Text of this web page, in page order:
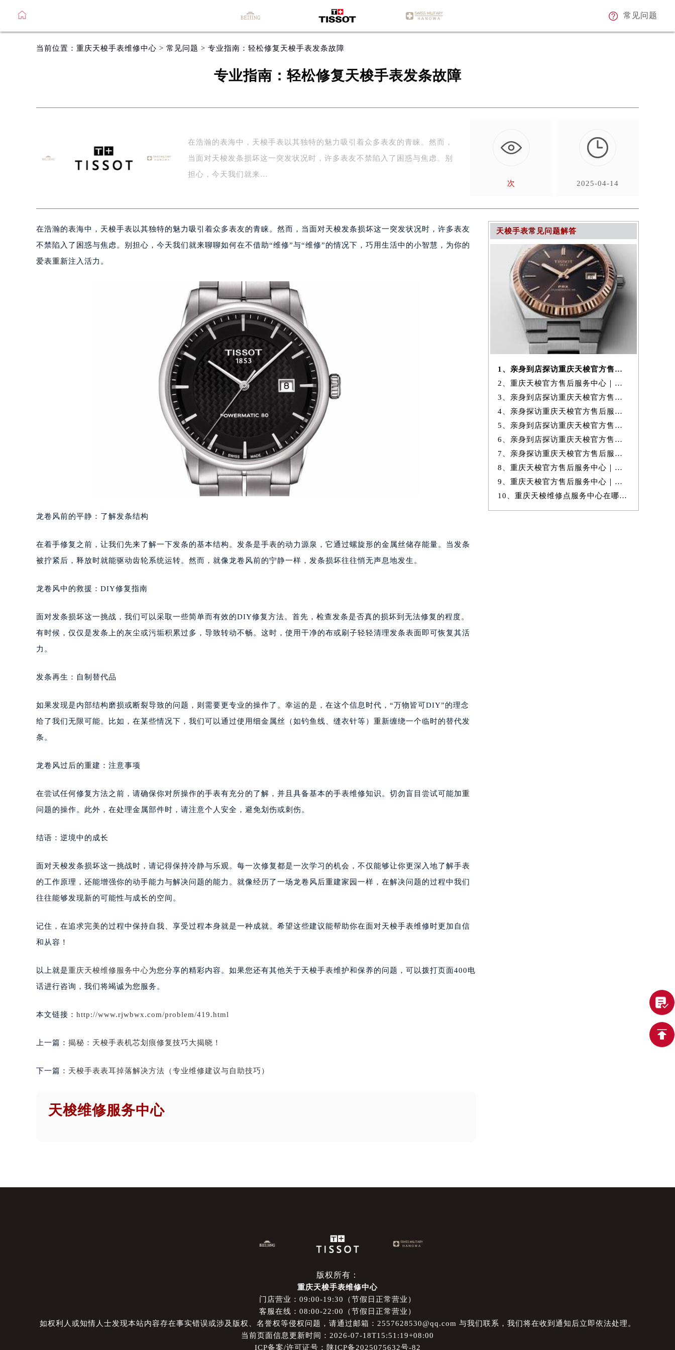
常见问题
当前位置： 重庆天梭手表维修中心 > 常见问题 > 专业指南：轻松修复天梭手表发条故障
专业指南：轻松修复天梭手表发条故障
在浩瀚的表海中，天梭手表以其独特的魅力吸引着众多表友的青睐。然而，
当面对天梭发条损坏这一突发状况时，许多表友不禁陷入了困惑与焦虑。别
担心，今天我们就来…
次
2025-04-14
在浩瀚的表海中，天梭手表以其独特的魅力吸引着众多表友的青睐。然而，当面对天梭发条损坏这一突发状况时，许多表友
不禁陷入了困惑与焦虑。别担心，今天我们就来聊聊如何在不借助“维修”与“维修”的情况下，巧用生活中的小智慧，为你的
爱表重新注入活力。
龙卷风前的平静：了解发条结构
在着手修复之前，让我们先来了解一下发条的基本结构。发条是手表的动力源泉，它通过螺旋形的金属丝储存能量。当发条
被拧紧后，释放时就能驱动齿轮系统运转。然而，就像龙卷风前的宁静一样，发条损坏往往悄无声息地发生。
龙卷风中的救援：DIY修复指南
面对发条损坏这一挑战，我们可以采取一些简单而有效的DIY修复方法。首先，检查发条是否真的损坏到无法修复的程度。
有时候，仅仅是发条上的灰尘或污垢积累过多，导致转动不畅。这时，使用干净的布或刷子轻轻清理发条表面即可恢复其活
力。
发条再生：自制替代品
如果发现是内部结构磨损或断裂导致的问题，则需要更专业的操作了。幸运的是，在这个信息时代，“万物皆可DIY”的理念
给了我们无限可能。比如，在某些情况下，我们可以通过使用细金属丝（如钓鱼线、缝衣针等）重新缠绕一个临时的替代发
条。
龙卷风过后的重建：注意事项
在尝试任何修复方法之前，请确保你对所操作的手表有充分的了解，并且具备基本的手表维修知识。切勿盲目尝试可能加重
问题的操作。此外，在处理金属部件时，请注意个人安全，避免划伤或刺伤。
结语：逆境中的成长
面对天梭发条损坏这一挑战时，请记得保持冷静与乐观。每一次修复都是一次学习的机会，不仅能够让你更深入地了解手表
的工作原理，还能增强你的动手能力与解决问题的能力。就像经历了一场龙卷风后重建家园一样，在解决问题的过程中我们
往往能够发现新的可能性与成长的空间。
记住，在追求完美的过程中保持自我、享受过程本身就是一种成就。希望这些建议能帮助你在面对天梭手表维修时更加自信
和从容！
以上就是重庆天梭维修服务中心为您分享的精彩内容。如果您还有其他关于天梭手表维护和保养的问题，可以拨打页面400电
话进行咨询，我们将竭诚为您服务。
本文链接： http://www.rjwbwx.com/problem/419.html
上一篇： 揭秘：天梭手表机芯划痕修复技巧大揭晓！
下一篇： 天梭手表表耳掉落解决方法（专业维修建议与自助技巧）
天梭维修服务中心
天梭手表常见问题解答
1、亲身到店探访重庆天梭官方售后服务中心｜官方电话和维修地址（2026年
2、重庆天梭官方售后服务中心｜最新地址与售后热线权威信息公示（2026年
3、亲身到店探访重庆天梭官方售后服务中心｜网点地址与售后服务热线（20
4、亲身探访重庆天梭官方售后服务中心｜维修地址与官方客服热线（2026年
5、亲身到店探访重庆天梭官方售后服务中心｜完整网点地址及官方热线（20
6、亲身到店探访重庆天梭官方售后服务中心｜最新官方热线及维修地址（20
7、亲身探访重庆天梭官方售后服务中心｜官方地址与售后服务电话（2026年
8、重庆天梭官方售后服务中心｜服务热线及详细地址权威信息公示（2026年
9、重庆天梭官方售后服务中心｜官方地址及24小时客服电话权威信息公示
10、重庆天梭维修点服务中心在哪里有的维修保养服务地址权威公示（2026
版权所有：
重庆天梭手表维修中心
门店营业：09:00-19:30（节假日正常营业）
客服在线：08:00-22:00（节假日正常营业）
如权利人或知情人士发现本站内容存在事实错误或涉及版权、名誉权等侵权问题，请通过邮箱：2557628530@qq.com 与我们联系，我们将在收到通知后立即依法处理。
当前页面信息更新时间：2026-07-18T15:51:19+08:00
ICP备案/许可证号：陕ICP备2025075632号-82